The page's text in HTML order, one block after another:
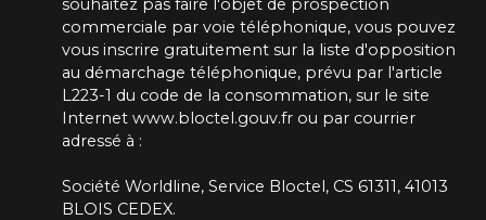
souhaitez pas faire l'objet de prospection
commerciale par voie téléphonique, vous pouvez
vous inscrire gratuitement sur la liste d'opposition
au démarchage téléphonique, prévu par l'article
L223-1 du code de la consommation, sur le site
Internet www.bloctel.gouv.fr ou par courrier
adressé à :
Société Worldline, Service Bloctel, CS 61311, 41013
BLOIS CEDEX.